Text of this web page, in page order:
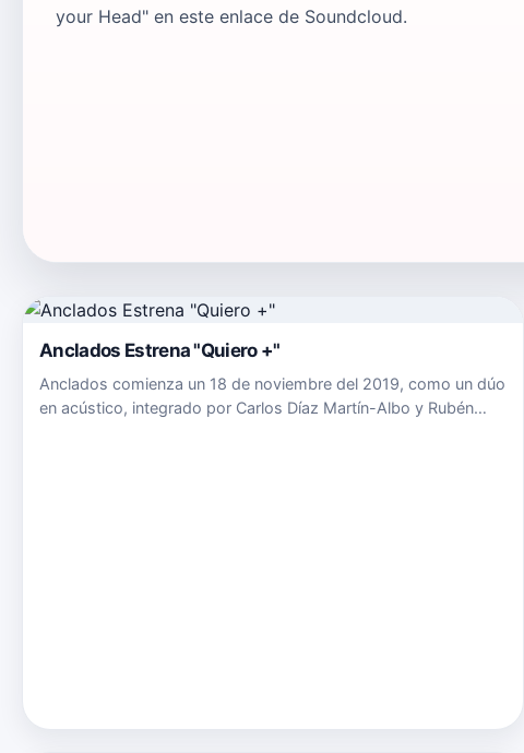
your Head" en este enlace de Soundcloud.
Anclados Estrena "Quiero +"
Anclados comienza un 18 de noviembre del 2019, como un dúo
en acústico, integrado por Carlos Díaz Martín-Albo y Rubén